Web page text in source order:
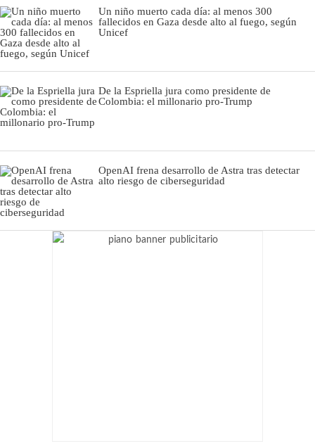
Un niño muerto cada día: al menos 300
fallecidos en Gaza desde alto al fuego, según
Unicef
De la Espriella jura como presidente de
Colombia: el millonario pro-Trump
OpenAI frena desarrollo de Astra tras detectar
alto riesgo de ciberseguridad